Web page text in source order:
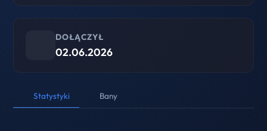
DOŁĄCZYŁ
02.06.2026
Statystyki Bany